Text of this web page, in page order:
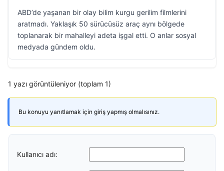
ABD’de yaşanan bir olay bilim kurgu gerilim filmlerini
aratmadı. Yaklaşık 50 sürücüsüz araç aynı bölgede
toplanarak bir mahalleyi adeta işgal etti. O anlar sosyal
medyada gündem oldu.
1 yazı görüntüleniyor (toplam 1)
Bu konuyu yanıtlamak için giriş yapmış olmalısınız.
Kullanıcı adı: